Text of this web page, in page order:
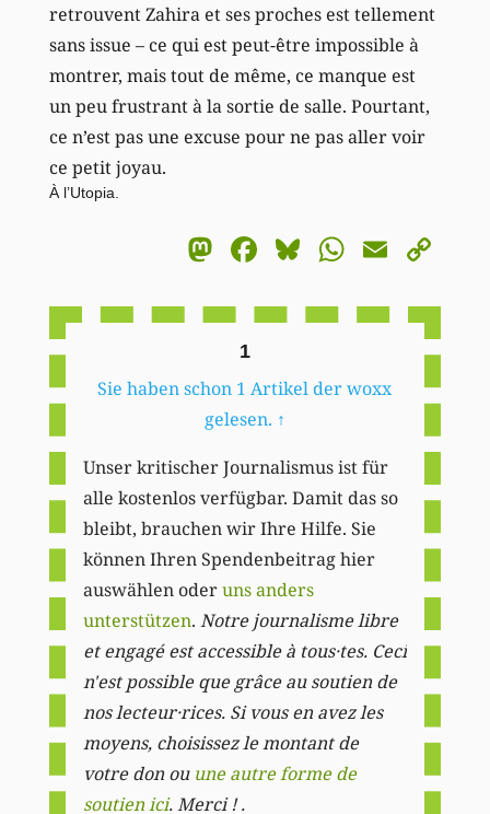
retrouvent Zahira et ses proches est tellement
sans issue – ce qui est peut-être impossible à
montrer, mais tout de même, ce manque est
un peu frustrant à la sortie de salle. Pourtant,
ce n’est pas une excuse pour ne pas aller voir
ce petit joyau.
À l’Utopia.
Mastodon
Facebook
BlueskyEmail
1
Sie haben schon 1 Artikel der woxx
gelesen. ↑
Unser kritischer Journalismus ist für
alle kostenlos verfügbar. Damit das so
bleibt, brauchen wir Ihre Hilfe. Sie
können Ihren Spendenbeitrag hier
auswählen oderuns anders
unterstützen. Notre journalisme libre
et engagé est accessible à tous·tes. Ceci
n'est possible que grâce au soutien de
nos lecteur·rices. Si vous en avez les
moyens, choisissez le montant de
votre don ou une autre forme de
soutien ici. Merci ! .